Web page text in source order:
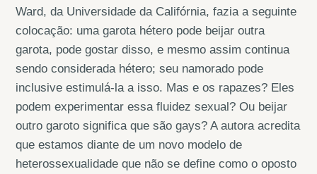
Ward, da Universidade da Califórnia, fazia a seguinte
colocação: uma garota hétero pode beijar outra
garota, pode gostar disso, e mesmo assim continua
sendo considerada hétero; seu namorado pode
inclusive estimulá-la a isso. Mas e os rapazes? Eles
podem experimentar essa fluidez sexual? Ou beijar
outro garoto significa que são gays? A autora acredita
que estamos diante de um novo modelo de
heterossexualidade que não se define como o oposto